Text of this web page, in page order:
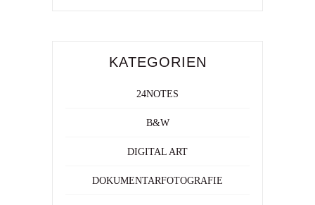
KATEGORIEN
24NOTES
B&W
DIGITAL ART
DOKUMENTARFOTOGRAFIE